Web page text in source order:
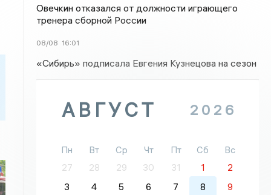
Овечкин отказался от должности играющего
тренера сборной России
08/08 16:01
«Сибирь» подписала Евгения Кузнецова на сезон
АВГУСТ 2026
Пн Вт Ср Чт Пт Сб
Вс
27
28 29 30 31 1
2
3
4 5 6 7 8
9